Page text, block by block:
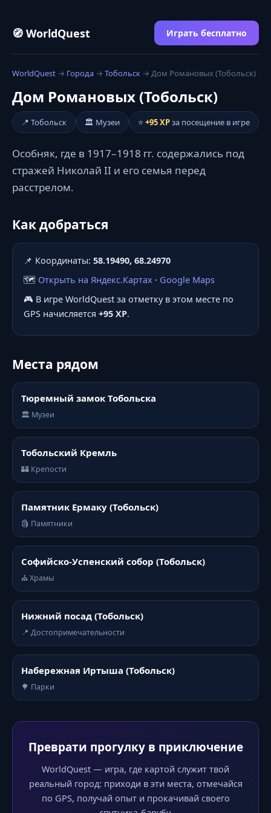
🧭 WorldQuest Играть бесплатно
WorldQuest → Города → Тобольск → Дом Романовых (Тобольск)
Дом Романовых (Тобольск)
📍 Тобольск 🏛️ Музеи ⭐ +95 XPза посещение в игре
Особняк, где в 1917–1918 гг. содержались под
стражей Николай II и его семья перед
расстрелом.
Как добраться
📌 Координаты: 58.19490, 68.24970
🗺️ Открыть на Яндекс.Картах · Google Maps
🎮 В игре WorldQuest за отметку в этом месте по
GPS начисляется +95 XP.
Места рядом
Тюремный замок Тобольска
🏛️ Музеи
Тобольский Кремль
🏰 Крепости
Памятник Ермаку (Тобольск)
🗿 Памятники
Софийско-Успенский собор (Тобольск)
⛪ Храмы
Нижний посад (Тобольск)
📍 Достопримечательности
Набережная Иртыша (Тобольск)
🌳 Парки
Преврати прогулку в приключение
WorldQuest — игра, где картой служит твой
реальный город: приходи в эти места, отмечайся
по GPS, получай опыт и прокачивай своего